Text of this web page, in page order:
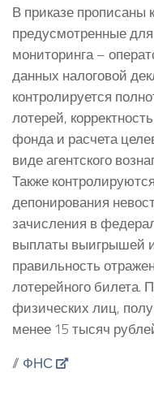
В приказе прописаны
предусмотренные для
мониторинга –
данных налоговой
контролируется
лотерей,
фонда и расчета
виде агентского
Также
депонирования
зачисления в
выплаты выигрышей
правильность
лотерейного билета.
физических лиц,
менее 15 тысяч
// ФНС